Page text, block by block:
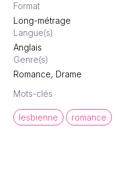
Format
Long-métrage
Langue(s)
Anglais
Genre(s)
Romance, Drame
Mots-clés
lesbienne romance